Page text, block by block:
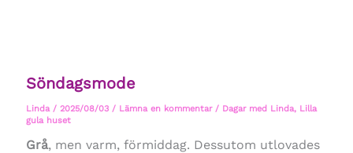
Söndagsmode
Linda / 2025/08/03 / Lämna en kommentar / Dagar med Linda, Lilla
gula huset
Grå, men varm, förmiddag. Dessutom utlovades